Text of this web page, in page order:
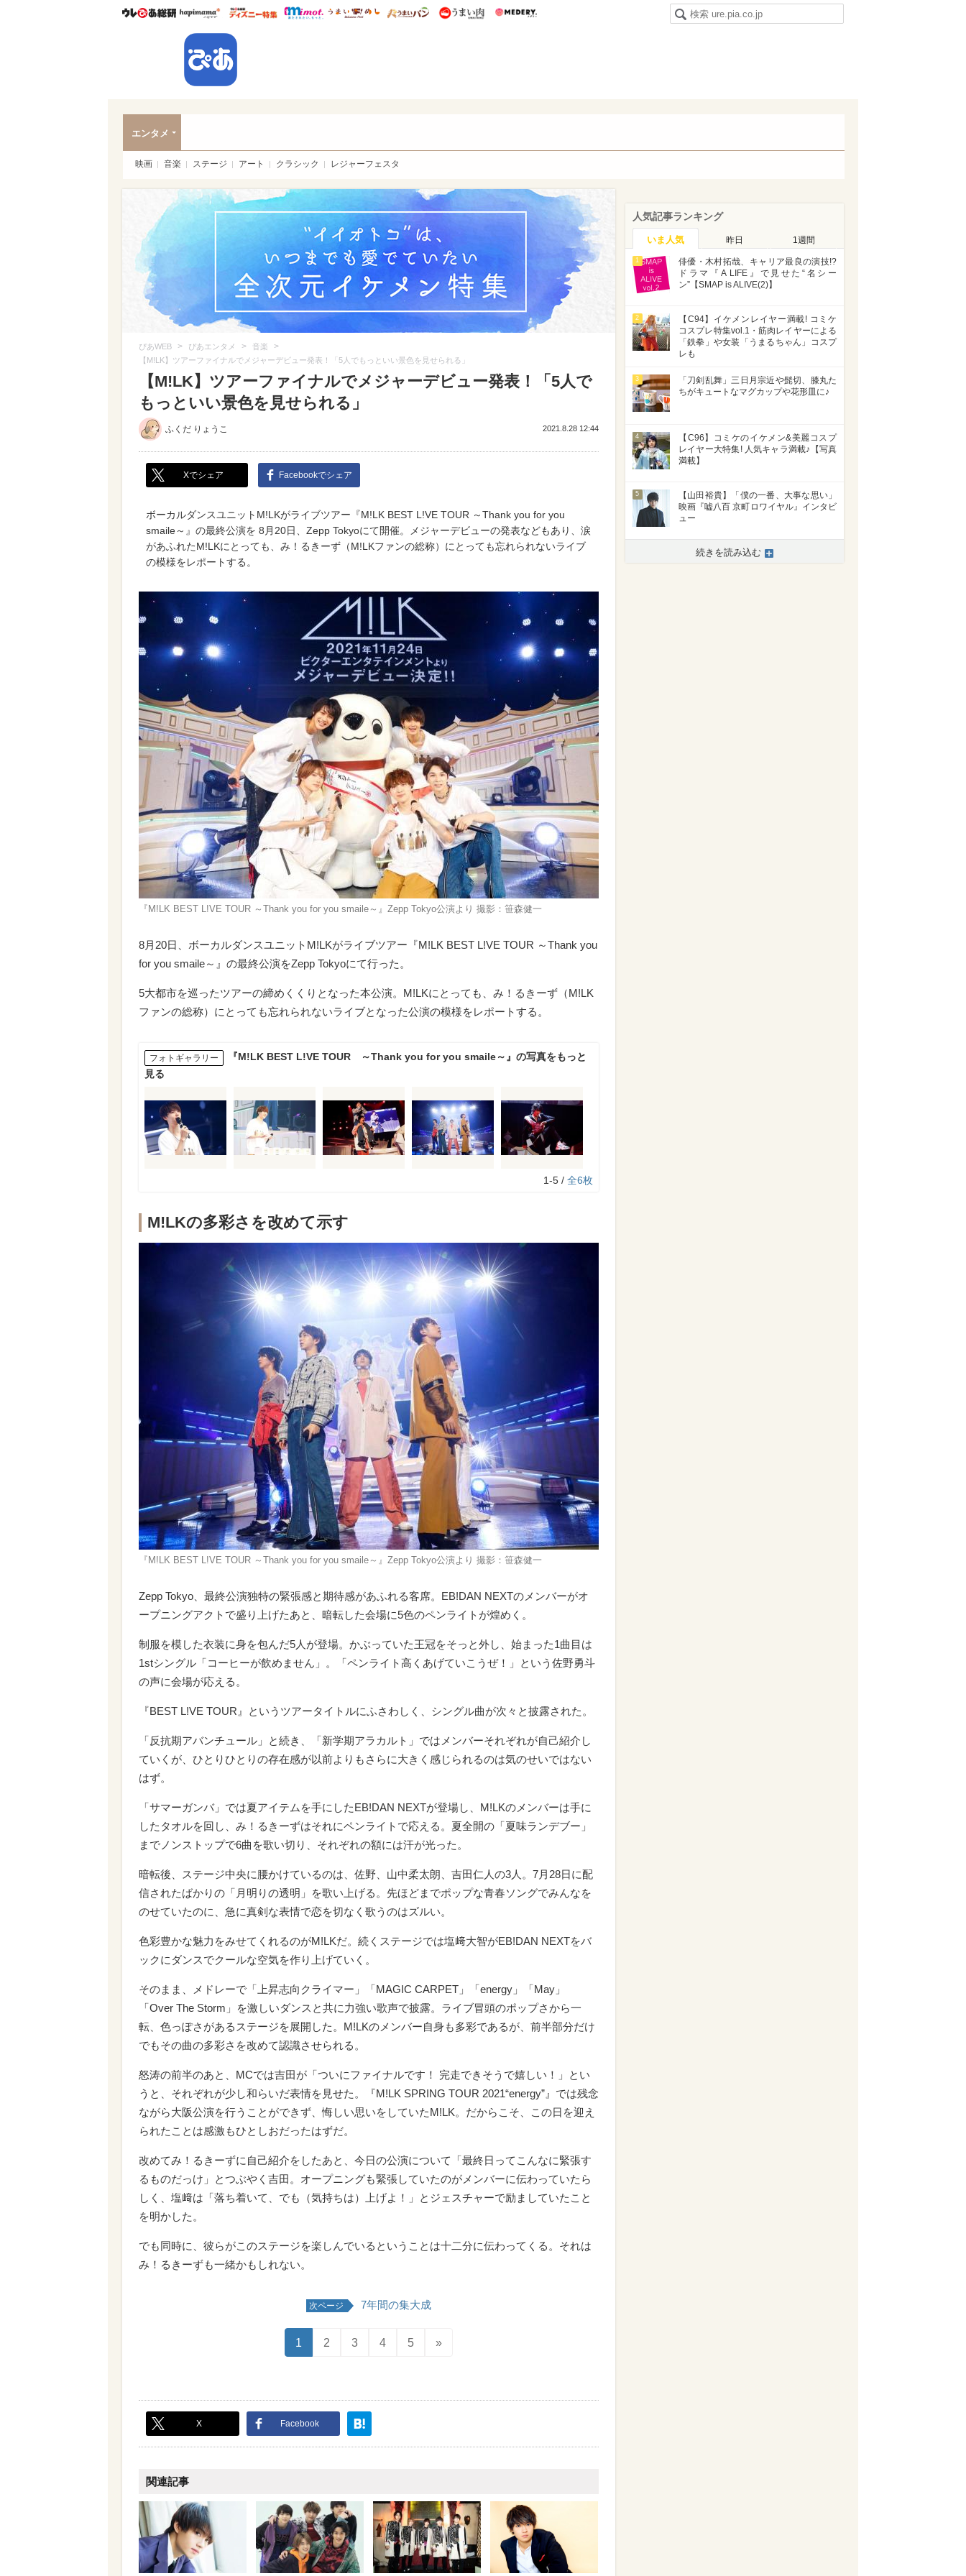
ウレぴあ総研ハピママ* ウレぴあ総研 ディズニー特集
mimot. うまいめし うまいパン うまい肉
エンタメ
映画 音楽 ステージ アート クラシック レジャーフェスタ
ぴあWEB > ぴあエンタメ > 音楽 >
【M!LK】ツアーファイナルでメジャーデビュー発表！「5人でもっといい景色を見せられる」
【M!LK】ツアーファイナルでメジャーデビュー発表！「5人で
もっといい景色を見せられる」
ふくだ りょうこ 2021.8.28 12:44
Xでシェア Facebookでシェア
ボーカルダンスユニットM!LKがライブツアー『M!LK BEST L!VE TOUR ～Thank you for you
smaile～』の最終公演を 8月20日、Zepp Tokyoにて開催。メジャーデビューの発表などもあり、涙
があふれたM!LKにとっても、み！るきーず（M!LKファンの総称）にとっても忘れられないライブ
の模様をレポートする。
『M!LK BEST L!VE TOUR ～Thank you for you smaile～』Zepp Tokyo公演より 撮影：笹森健一
8月20日、ボーカルダンスユニットM!LKがライブツアー『M!LK BEST L!VE TOUR ～Thank you
for you smaile～』の最終公演をZepp Tokyoにて行った。
5大都市を巡ったツアーの締めくくりとなった本公演。M!LKにとっても、み！るきーず（M!LK
ファンの総称）にとっても忘れられないライブとなった公演の模様をレポートする。
フォトギャラリー
『M!LK BEST L!VE TOUR ～Thank you for you smaile～』の写真をもっと
見る
1-5 / 全6枚
M!LKの多彩さを改めて示す
『M!LK BEST L!VE TOUR ～Thank you for you smaile～』Zepp Tokyo公演より 撮影：笹森健一
Zepp Tokyo、最終公演独特の緊張感と期待感があふれる客席。EB!DAN NEXTのメンバーがオ
ープニングアクトで盛り上げたあと、暗転した会場に5色のペンライトが煌めく。
制服を模した衣装に身を包んだ5人が登場。かぶっていた王冠をそっと外し、始まった1曲目は
1stシングル「コーヒーが飲めません」。「ペンライト高くあげていこうぜ！」という佐野勇斗
の声に会場が応える。
『BEST L!VE TOUR』というツアータイトルにふさわしく、シングル曲が次々と披露された。
「反抗期アバンチュール」と続き、「新学期アラカルト」ではメンバーそれぞれが自己紹介し
ていくが、ひとりひとりの存在感が以前よりもさらに大きく感じられるのは気のせいではない
はず。
「サマーガンバ」では夏アイテムを手にしたEB!DAN NEXTが登場し、M!LKのメンバーは手に
したタオルを回し、み！るきーずはそれにペンライトで応える。夏全開の「夏味ランデブー」
までノンストップで6曲を歌い切り、それぞれの額には汗が光った。
暗転後、ステージ中央に腰かけているのは、佐野、山中柔太朗、吉田仁人の3人。7月28日に配
信されたばかりの「月明りの透明」を歌い上げる。先ほどまでポップな青春ソングでみんなを
のせていたのに、急に真剣な表情で恋を切なく歌うのはズルい。
色彩豊かな魅力をみせてくれるのがM!LKだ。続くステージでは塩﨑大智がEB!DAN NEXTをバ
ックにダンスでクールな空気を作り上げていく。
そのまま、メドレーで「上昇志向クライマー」「MAGIC CARPET」「energy」「May」
「Over The Storm」を激しいダンスと共に力強い歌声で披露。ライブ冒頭のポップさから一
転、色っぽさがあるステージを展開した。M!LKのメンバー自身も多彩であるが、前半部分だけ
でもその曲の多彩さを改めて認識させられる。
怒涛の前半のあと、MCでは吉田が「ついにファイナルです！ 完走できそうで嬉しい！」とい
うと、それぞれが少し和らいだ表情を見せた。『M!LK SPRING TOUR 2021“energy”』では残念
ながら大阪公演を行うことができず、悔しい思いをしていたM!LK。だからこそ、この日を迎え
られたことは感激もひとしおだったはずだ。
改めてみ！るきーずに自己紹介をしたあと、今日の公演について「最終日ってこんなに緊張す
るものだっけ」とつぶやく吉田。オープニングも緊張していたのがメンバーに伝わっていたら
しく、塩﨑は「落ち着いて、でも（気持ちは）上げよ！」とジェスチャーで励ましていたこと
を明かした。
でも同時に、彼らがこのステージを楽しんでいるということは十二分に伝わってくる。それは
み！るきーずも一緒かもしれない。
次ページ 7年間の集大成
1 2 3 4 5 »
X Facebook
関連記事
人気記事ランキング
いま人気 昨日 1週間
1
俳優・木村拓哉、キャリア最良の演技!?
ドラマ『A LIFE』で見せた“名シー
ン”【SMAP is ALIVE(2)】
2
【C94】イケメンレイヤー満載! コミケ
コスプレ特集vol.1・筋肉レイヤーによる
「鉄拳」や女装「うまるちゃん」コスプ
レも
3
「刀剣乱舞」三日月宗近や髭切、膝丸た
ちがキュートなマグカップや花形皿に♪
4
【C96】コミケのイケメン&美麗コスプ
レイヤー大特集! 人気キャラ満載♪【写真
満載】
5
【山田裕貴】「僕の一番、大事な思い」
映画『嘘八百 京町ロワイヤル』インタビ
ュー
続きを読み込む